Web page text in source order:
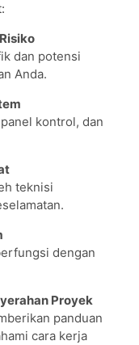
dan potensi
Anda.
kontrol, dan
teknisi
dengan
Proyek
panduan
cara kerja